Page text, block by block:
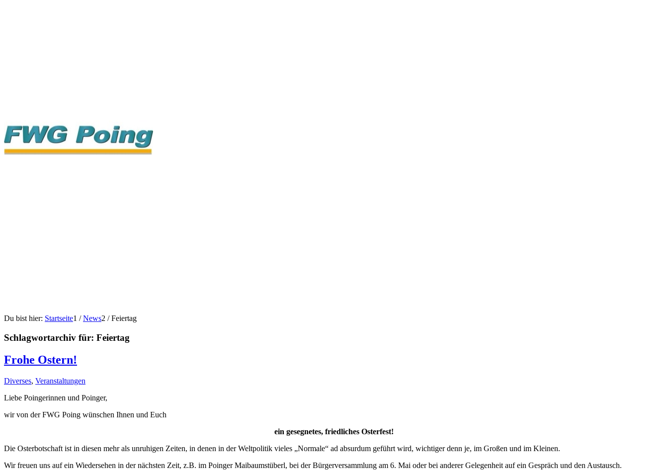
Du bist hier: Startseite1 / News2 / Feiertag
Schlagwortarchiv für: Feiertag
Frohe Ostern!
Diverses, Veranstaltungen
Liebe Poingerinnen und Poinger,
wir von der FWG Poing wünschen Ihnen und Euch
ein gesegnetes, friedliches Osterfest!
Die Osterbotschaft ist in diesen mehr als unruhigen Zeiten, in denen in der Weltpolitik vieles „Normale“ ad absurdum geführt wird, wichtiger denn je, im Großen und im Kleinen.
Wir freuen uns auf ein Wiedersehen in der nächsten Zeit, z.B. im Poinger Maibaumstüberl, bei der Bürgerversammlung am 6. Mai oder bei anderer Gelegenheit auf ein Gespräch und den Austausch.